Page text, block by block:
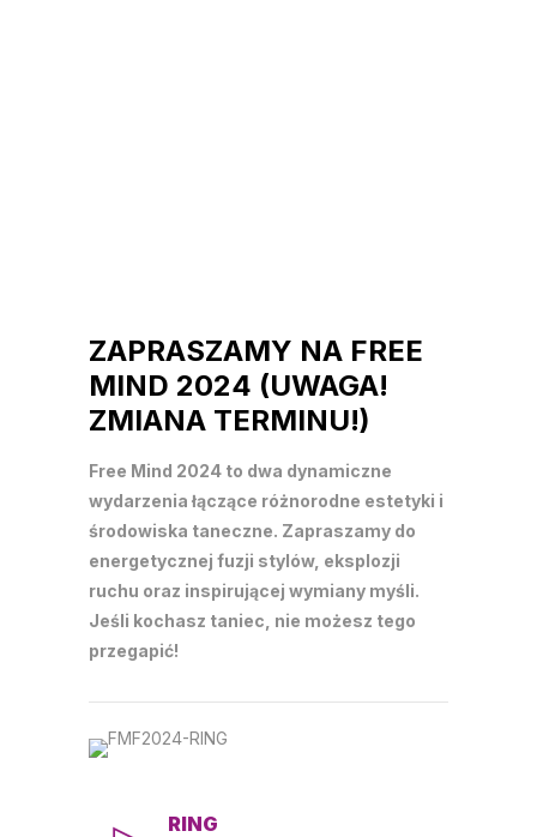
ZAPRASZAMY NA FREE
MIND 2024 (UWAGA!
ZMIANA TERMINU!)
Free Mind 2024 to dwa dynamiczne
wydarzenia łączące różnorodne estetyki i
środowiska taneczne. Zapraszamy do
energetycznej fuzji stylów, eksplozji
ruchu oraz inspirującej wymiany myśli.
Jeśli kochasz taniec, nie możesz tego
przegapić!
RING